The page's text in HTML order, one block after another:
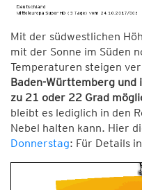
Mit der südwestlichen
mit der Sonne im Süden
Temperaturen steigen
Baden-Württemberg und
zu 21 oder 22 Grad
bleibt es lediglich in den
Nebel halten kann. Hier
Donnerstag: Für Details